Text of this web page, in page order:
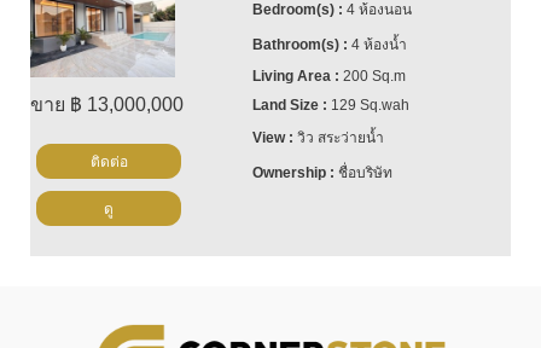
ขาย ฿ 13,000,000
4 ห้องนอน
4 ห้องน้ำ
200 Sq.m
129 Sq.wah
วิว สระว่ายน้ำ
ชื่อบริษัท
ติดต่อ
ดู